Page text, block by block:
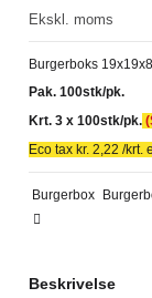
Ekskl. moms
Burgerboks
Pak. 100stk/pk.
Krt. 3 x 100stk/pk.
Eco tax kr. 2,22 /krt.
Burgerbox
Beskrivelse